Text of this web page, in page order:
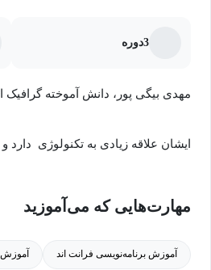
3دوره
مهدی بیگی پور، دانش آموخته گرافیک
ایشان علاقه زیادی به تکنولوژی
مهارت ایشان در سی شارپ و یونیتی
مهارت‌هایی که می‌آموزید
آموزش برنامه‌نویسی فرانت اند